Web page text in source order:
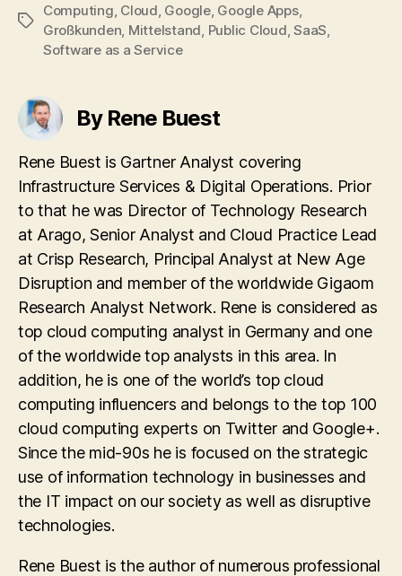
Tags
Computing Cloud Google, Google Apps,
Großkunden Mittelstand Public Cloud ,SaaS
Software as a Service
By Rene Buest
Rene Buest is Gartner Analyst covering
Infrastructure Services & Digital Operations. Prior
to that he was Director of Technology Research
at Arago, Senior Analyst and Cloud Practice Lead
at Crisp Research, Principal Analyst at New Age
Disruption and member of the worldwide Gigaom
Research Analyst Network. Rene is considered as
top cloud computing analyst in Germany and one
of the worldwide top analysts in this area. In
addition, he is one of the world’s top cloud
computing influencers and belongs to the top 100
cloud computing experts on Twitter and Google+.
Since the mid-90s he is focused on the strategic
use of information technology in businesses and
the IT impact on our society as well as disruptive
technologies.
Rene Buest is the author of numerous professional